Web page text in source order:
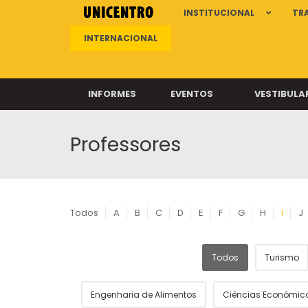
INSTITUCIONAL
INTERNACIONAL
INFORMES EVENTOS
Professores
Todos A B C D E F G H I J
Todos Turismo
Engenharia de Alimentos Ciências